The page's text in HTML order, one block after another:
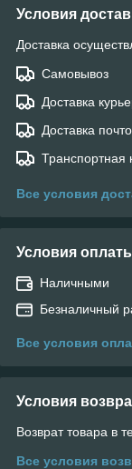
Условия
Доставка
Самовывоз
Доставка
Доставка
Транспортная
Все условия
Условия
Наличными
Безналичный
Все условия
Условия
Возврат товара в
Все условия